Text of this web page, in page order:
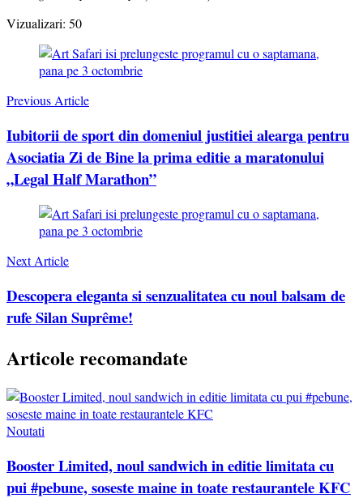
Vizualizari: 50
Post
Navigation
Previous Article
Iubitorii de sport din domeniul justitiei alearga pentru
Asociatia Zi de Bine la prima editie a maratonului
„Legal Half Marathon”
Next Article
Descopera eleganta si senzualitatea cu noul balsam de
rufe Silan Suprême!
Articole recomandate
Noutati
Booster Limited, noul sandwich in editie limitata cu
pui #pebune, soseste maine in toate restaurantele KFC